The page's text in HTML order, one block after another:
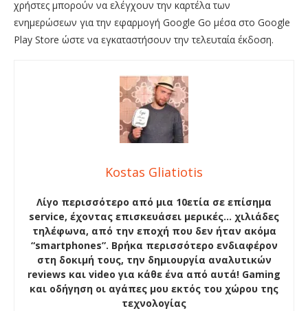
χρήστες μπορούν να ελέγχουν την καρτέλα των
ενημερώσεων για την εφαρμογή Google Go μέσα στο Google
Play Store ώστε να εγκαταστήσουν την τελευταία έκδοση.
Kostas Gliatiotis
Λίγο περισσότερο από μια 10ετία σε επίσημα
service, έχοντας επισκευάσει μερικές… χιλιάδες
τηλέφωνα, από την εποχή που δεν ήταν ακόμα
“smartphones”. Βρήκα περισσότερο ενδιαφέρον
στη δοκιμή τους, την δημιουργία αναλυτικών
reviews και video για κάθε ένα από αυτά! Gaming
και οδήγηση οι αγάπες μου εκτός του χώρου της
τεχνολογίας